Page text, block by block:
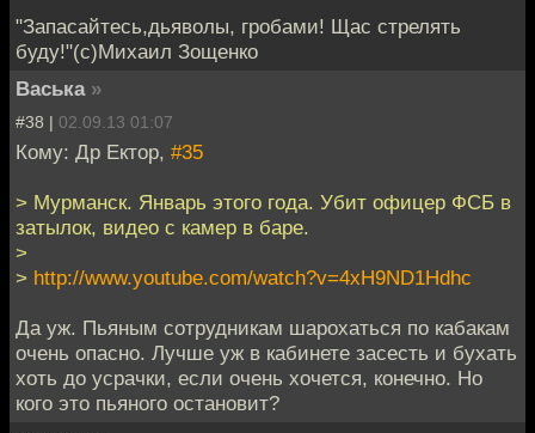
"Запасайтесь,дьяволы, гробами! Щас стрелять
буду!"(с)Михаил Зощенко
Васька »
#38 | 02.09.13 01:07
Кому: Др Ектор, #35
> Мурманск. Январь этого года. Убит офицер ФСБ в
затылок, видео с камер в баре.
>
> http://www.youtube.com/watch?v=4xH9ND1Hdhc
Да уж. Пьяным сотрудникам шарохаться по кабакам
очень опасно. Лучше уж в кабинете засесть и бухать
хоть до усрачки, если очень хочется, конечно. Но
кого это пьяного остановит?